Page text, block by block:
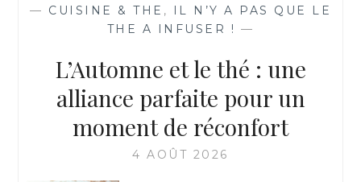
— CUISINE & THE ,
IL N’Y A PAS QUE LE
THE A INFUSER ! —
L’Automne et le thé : une
alliance parfaite pour un
moment de réconfort
4 AOÛT 2026